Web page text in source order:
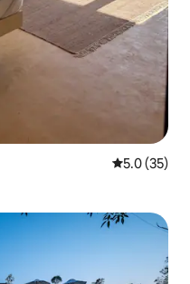
คะแนนเฉลี่ย
5.0 (35)